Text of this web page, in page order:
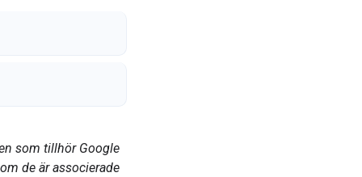
som tillhör Google
de är associerade